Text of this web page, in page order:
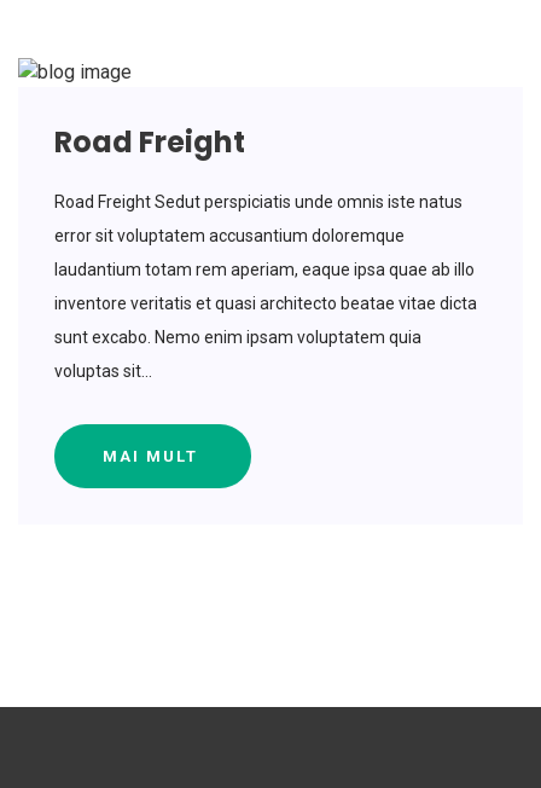
Road Freight
Road Freight Sedut perspiciatis unde omnis iste natus
error sit voluptatem accusantium doloremque
laudantium totam rem aperiam, eaque ipsa quae ab illo
inventore veritatis et quasi architecto beatae vitae dicta
sunt excabo. Nemo enim ipsam voluptatem quia
voluptas sit...
MAI MULT